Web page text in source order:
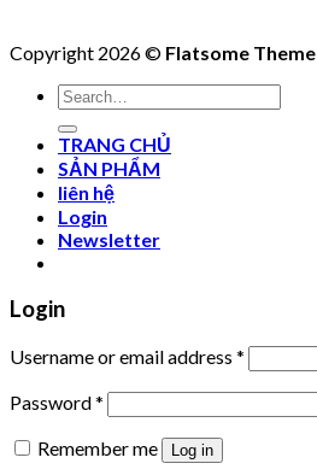
Copyright 2026 © Flatsome Theme
Search
for:
TRANG CHỦ
SẢN PHẨM
liên hệ
Login
Newsletter
Login
Username or email address *
Password*
Remember me
Log in